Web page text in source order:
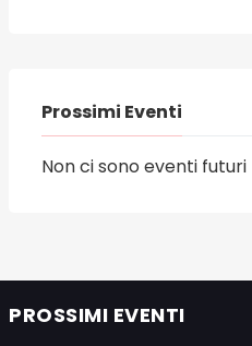
Prossimi Eventi
Non ci sono eventi futuri
PROSSIMI EVENTI